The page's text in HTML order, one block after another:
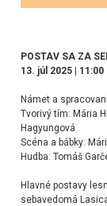
POSTAV SA ZA
13. júl 2025 |
Námet a
Tvorivý tím: Mária
Hagyungová
Scéna a bábky:
Hudba: Tomáš
Hlavné postavy
sebavedomá